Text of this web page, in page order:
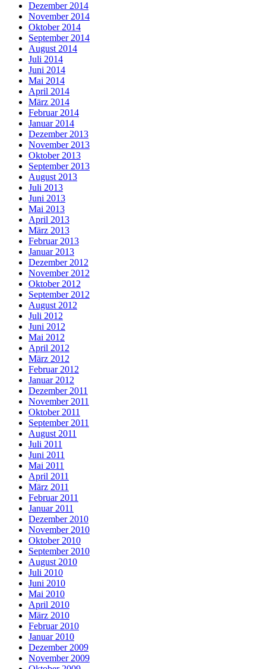
Dezember 2014
November 2014
Oktober 2014
September 2014
August 2014
Juli 2014
Juni 2014
Mai 2014
April 2014
März 2014
Februar 2014
Januar 2014
Dezember 2013
November 2013
Oktober 2013
September 2013
August 2013
Juli 2013
Juni 2013
Mai 2013
April 2013
März 2013
Februar 2013
Januar 2013
Dezember 2012
November 2012
Oktober 2012
September 2012
August 2012
Juli 2012
Juni 2012
Mai 2012
April 2012
März 2012
Februar 2012
Januar 2012
Dezember 2011
November 2011
Oktober 2011
September 2011
August 2011
Juli 2011
Juni 2011
Mai 2011
April 2011
März 2011
Februar 2011
Januar 2011
Dezember 2010
November 2010
Oktober 2010
September 2010
August 2010
Juli 2010
Juni 2010
Mai 2010
April 2010
März 2010
Februar 2010
Januar 2010
Dezember 2009
November 2009